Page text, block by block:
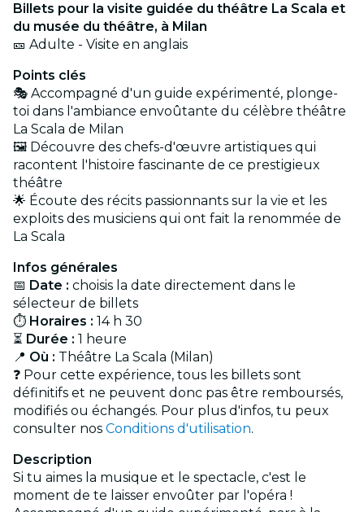
Billets pour la visite guidée du théâtre La Scala et
du musée du théâtre, à Milan
🎫 Adulte - Visite en anglais
Points clés
🎭 Accompagné d'un guide expérimenté, plonge-
toi dans l'ambiance envoûtante du célèbre théâtre
La Scala de Milan
🖼️ Découvre des chefs-d'œuvre artistiques qui
racontent l'histoire fascinante de ce prestigieux
théâtre
🌟 Écoute des récits passionnants sur la vie et les
exploits des musiciens qui ont fait la renommée de
La Scala
Infos générales
📅 Date : choisis la date directement dans le
sélecteur de billets
⏱ Horaires : 14 h 30
⏳ Durée : 1 heure
📍 Où : Théâtre La Scala (Milan)
❓ Pour cette expérience, tous les billets sont
définitifs et ne peuvent donc pas être remboursés,
modifiés ou échangés. Pour plus d'infos, tu peux
consulter nos Conditions d'utilisation.
Description
Si tu aimes la musique et le spectacle, c'est le
moment de te laisser envoûter par l'opéra !